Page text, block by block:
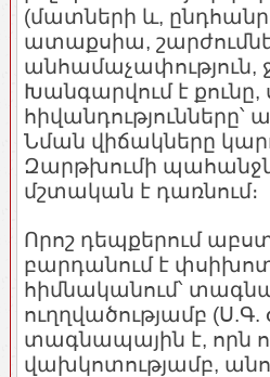
(մատների և,
ատաքսիա,
անհամաչափություն,
Խանգարվում է քունը,
Նման վիճակները
Զարթխումի պահանջն
մշտական է դառնում։
Որոշ դեպքերում
բարդանում է
հիմնականում՝
ուղղվածությամբ
տագնապային է, որն
վախկոտությամբ,